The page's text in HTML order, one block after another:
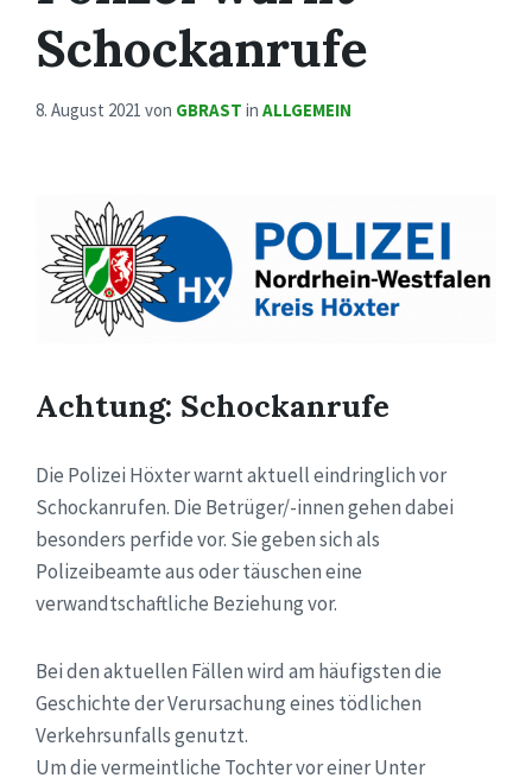
Schockanrufe
8. August 2021 von GBRAST in ALLGEMEIN
Achtung: Schockanrufe
Die Polizei Höxter warnt aktuell eindringlich vor
Schockanrufen. Die Betrüger/-innen gehen dabei
besonders perfide vor. Sie geben sich als
Polizeibeamte aus oder täuschen eine
verwandtschaftliche Beziehung vor.
Bei den aktuellen Fällen wird am häufigsten die
Geschichte der Verursachung eines tödlichen
Verkehrsunfalls genutzt.
Um die vermeintliche Tochter vor einer Unter